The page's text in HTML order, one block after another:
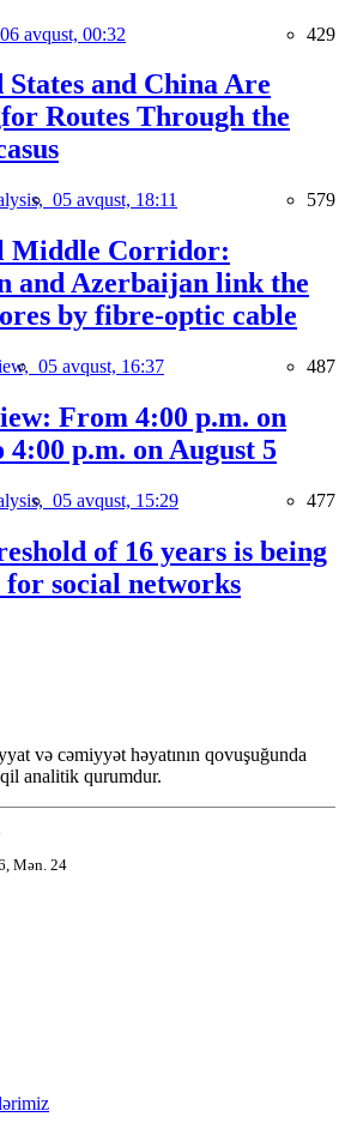
06 avqust, 00:32 429
and China Are
Routes Through the
05 avqust, 18:11 579
Middle Corridor:
and Azerbaijan link the
by fibre-optic cable
05 avqust, 16:37 487
From 4:00 p.m. on
4:00 p.m. on August 5
05 avqust, 15:29 477
of 16 years is being
social networks
və cəmiyyət həyatının qovuşuğunda
analitik qurumdur.
Mən. 24